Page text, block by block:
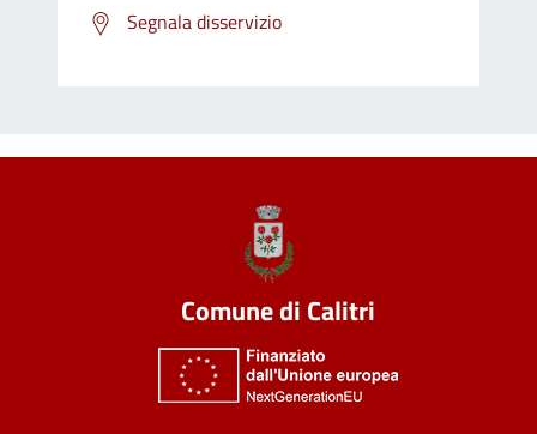
Segnala disservizio
Comune di Calitri